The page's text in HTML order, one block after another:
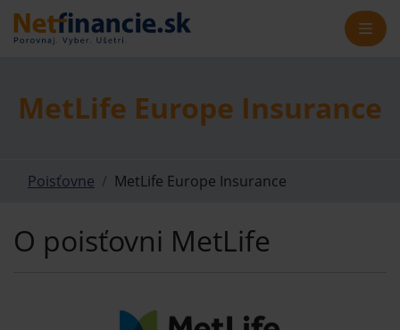
MetLife Europe Insurance
Poisťovne MetLife Europe Insurance
O poisťovni MetLife